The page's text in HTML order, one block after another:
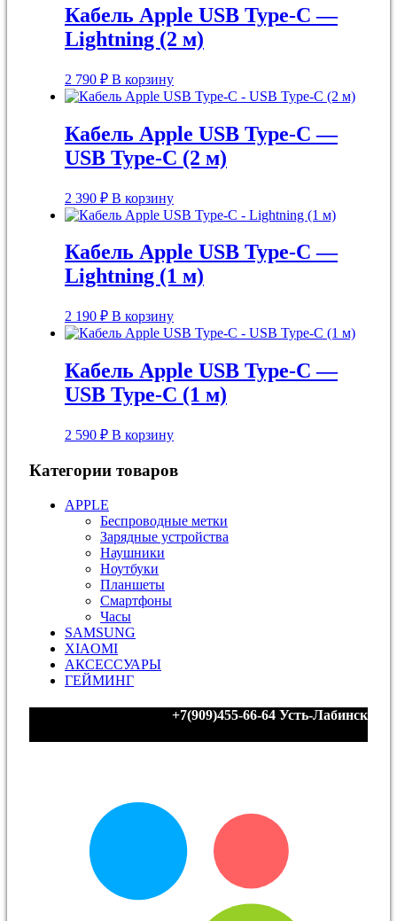
Кабель Apple USB Type-C —
Lightning (2 м)
2 790 ₽ В корзину
Кабель Apple USB Type-C —
USB Type-C (2 м)
2 390 ₽ В корзину
Кабель Apple USB Type-C —
Lightning (1 м)
2 190 ₽ В корзину
Кабель Apple USB Type-C —
USB Type-C (1 м)
2 590 ₽ В корзину
Категории товаров
APPLE
Беспроводные метки
Зарядные устройства
Наушники
Ноутбуки
Планшеты
Смартфоны
Часы
SAMSUNG
XIAOMI
АКСЕССУАРЫ
ГЕЙМИНГ
+7(909)455-66-64 Усть-Лабинск